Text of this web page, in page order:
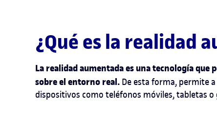
¿Qué es la realidad
La realidad aumentada es una tecnología
sobre el entorno real. De esta forma, permite
dispositivos como teléfonos móviles, tabletas